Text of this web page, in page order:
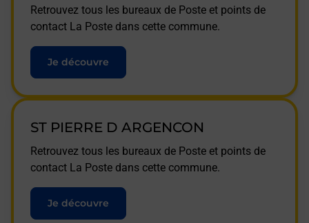
Retrouvez tous les bureaux de Poste et points de
contact La Poste dans cette commune.
Je découvre
ST PIERRE D ARGENCON
Retrouvez tous les bureaux de Poste et points de
contact La Poste dans cette commune.
Je découvre